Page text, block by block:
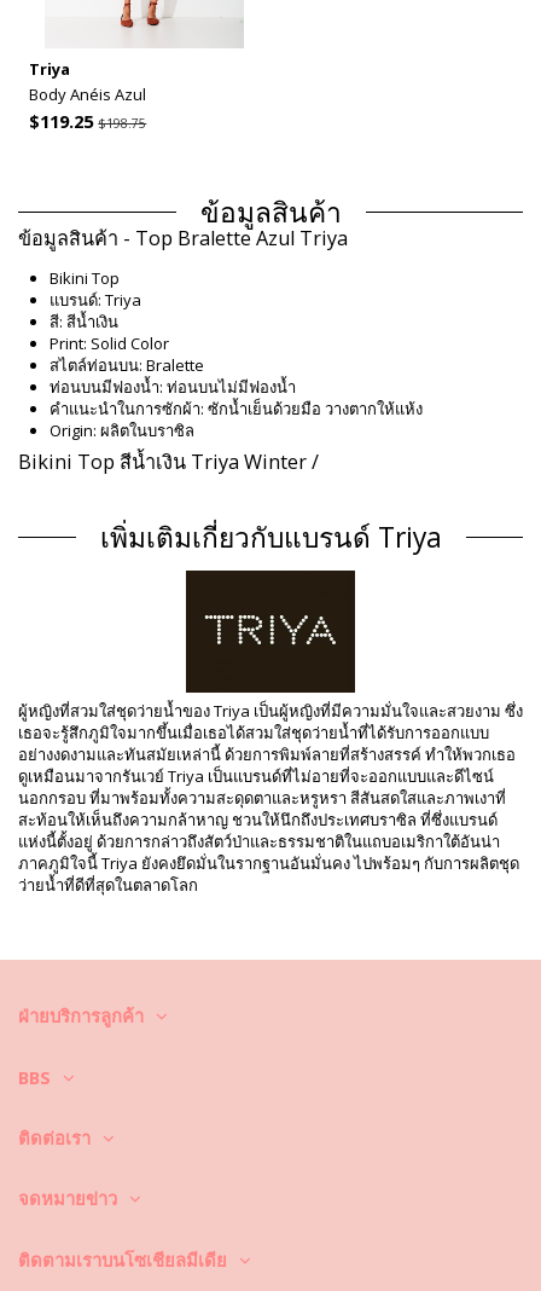
Triya
Body Anéis Azul
$119.25$198.75
ข้อมูลสินค้า
ข้อมูลสินค้า - Top Bralette Azul Triya
Bikini Top
แบรนด์: Triya
สี: สีน้ำเงิน
Print: Solid Color
สไตล์ท่อนบน: Bralette
ท่อนบนมีฟองน้ำ: ท่อนบนไม่มีฟองน้ำ
คำแนะนำในการซักผ้า: ซักน้ำเย็นด้วยมือ วางตากให้แห้ง
Origin: ผลิตในบราซิล
Bikini Top สีน้ำเงิน Triya Winter /
Composition: 84% Polyamide, 16% Elastane
ซับใน: 88% Polyamide, 12% Elastane
แผนก: ผู้หญิง, Bikini Top
รวมแพ็คเกจ: 1 x Bikini Top (ไม่รวมอุปกรณ์เสริมอื่น ๆ)
EAN: XS (7899970007699), S (7899970007705), M (7899970007712),
L (7899970007729), XL (7899970007736)
หลักฐานการพิมพ์: TRIYA HIV2021 AZUL
การอ้างอิงผู้จัดจำหน่าย: I21T27LA
น้ำหนัก: 55g / 0.12lb / 1.94oz
การปรับแต่งภาพถ่าย
คำแนะนำในการล้างและดูแล
คำแนะนำในการดูแลสำหรับ: Triya Top Bralette Azul
ผิวที่มีลักษณะขรุขระ เช่น พื้นคอนกรีตหิน (ขอบสระว่ายน้ำ) หรือไม้ (เศษไม้!)
ซักและทำความสะอาดอย่างไร? หลังจากการใช้งานทุกครั้ง ให้ล้างบิกินี่ในน้ำ
ซักฟอกที่มีความรุนแรง เช่น น้ำยาล้างคราบ แต่ให้ใช้ผลิตภัณฑ์ทำความ
สบู่อ่อน
เพิ่มเติมเกี่ยวกับแบรนด์ Triya
ผู้หญิงที่สวมใส่ชุดว่ายน้ำของ Triya เป็นผู้หญิงที่มีความมั่นใจและสวยงาม ซึ่ง
เธอจะรู้สึกภูมิใจมากขึ้นเมื่อเธอได้สวมใส่ชุดว่ายน้ำที่ได้รับการออกแบบ
อย่างงดงามและทันสมัยเหล่านี้ ด้วยการพิมพ์ลายที่สร้างสรรค์ ทำให้พวกเธอ
ดูเหมือนมาจากรันเวย์ Triya เป็นแบรนด์ที่ไม่อายที่จะออกแบบและดีไซน์
นอกกรอบ ที่มาพร้อมทั้งความสะดุดตาและหรูหรา สีสันสดใสและภาพเงาที่
สะท้อนให้เห็นถึงความกล้าหาญ ชวนให้นึกถึงประเทศบราซิล ที่ซึ่งแบรนด์
แห่งนี้ตั้งอยู่ ด้วยการกล่าวถึงสัตว์ป่าและธรรมชาติในแถบอเมริกาใต้อันน่า
ภาคภูมิใจนี้ Triya ยังคงยึดมั่นในรากฐานอันมั่นคง ไปพร้อมๆ กับการผลิตชุด
ว่ายน้ำที่ดีที่สุดในตลาดโลก
ฝ่ายบริการลูกค้า
BBS
ติดต่อเรา
จดหมายข่าว
ติดตามเราบนโซเชียลมีเดีย